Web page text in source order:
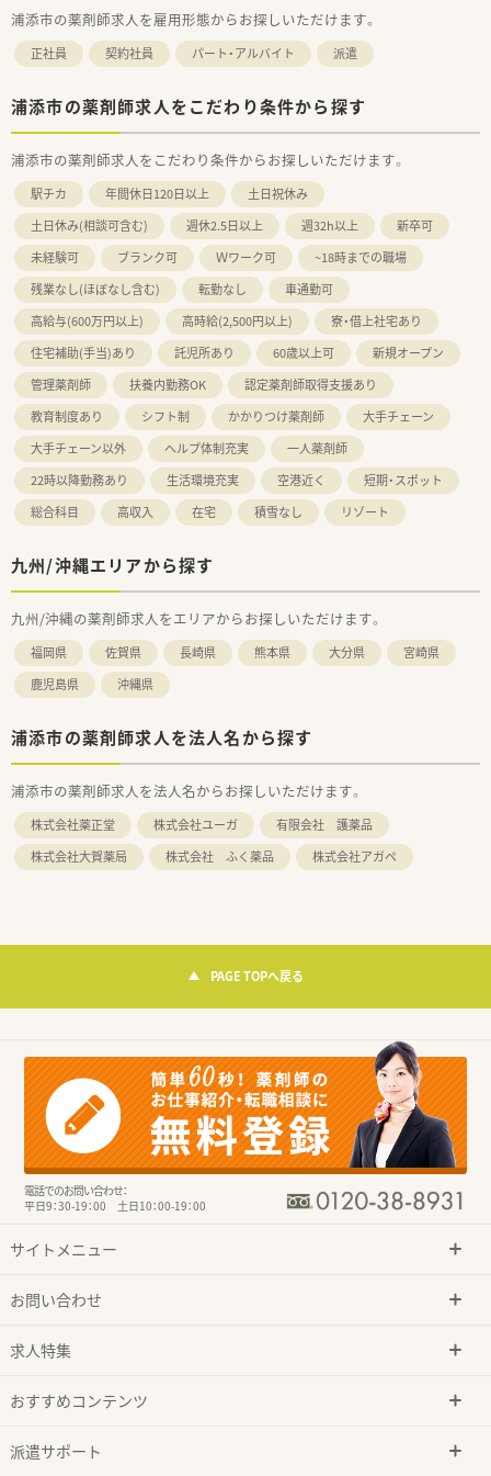
浦添市の薬剤師求人を雇用形態からお探しいただけます。
正社員 契約社員 パート・アルバイト 派遣
浦添市の薬剤師求人をこだわり条件から探す
浦添市の薬剤師求人をこだわり条件からお探しいただけます。
駅チカ 年間休日120日以上
土日祝休み
土日休み(相談可含む)
週休2.5日以上 週32h以上
新卒可
未経験可
ブランク可 Ｗワーク可
~18時までの職場
残業なし(ほぼなし含む)
転勤なし
車通勤可
高給与(600万円以上)
高時給(2,500円以上)
寮・借上社宅あり
住宅補助(手当)あり
託児所あり 60歳以上可
新規オープン
管理薬剤師
扶養内勤務OK
認定薬剤師取得支援あり
教育制度あり
シフト制 かかりつけ薬剤師
大手チェーン
大手チェーン以外
ヘルプ体制充実
一人薬剤師
22時以降勤務あり
生活環境充実 空港近く
短期・スポット
総合科目
高収入 在宅 積雪なし リゾート
九州/沖縄エリアから探す
九州/沖縄の薬剤師求人をエリアからお探しいただけます。
福岡県 佐賀県 長崎県 熊本県 大分県
宮崎県
鹿児島県
沖縄県
浦添市の薬剤師求人を法人名から探す
浦添市の薬剤師求人を法人名からお探しいただけます。
株式会社薬正堂 株式会社ユーガ
有限会社 護薬品
株式会社大賀薬局
株式会社 ふく薬品 株式会社アガペ
PAGE TOPへ戻る
電話でのお問い合わせ：
平日9：30-19：00 土日10：00-19：00
サイトメニュー
お問い合わせ
求人特集
おすすめコンテンツ
派遣サポート